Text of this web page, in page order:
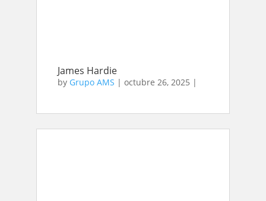
James Hardie
by Grupo AMS | octubre 26, 2025 |